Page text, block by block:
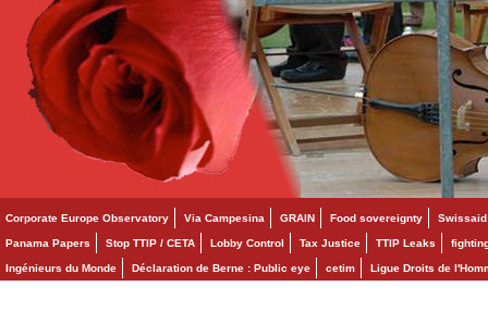
Corporate Europe Observatory Via Campesina GRAIN Food sovereignty Swissaid
Panama Papers Stop TTIP / CETA Lobby Control Tax Justice TTIP Leaks
Ingénieurs du Monde Déclaration de Berne : Public eye cetim Ligue Droits de